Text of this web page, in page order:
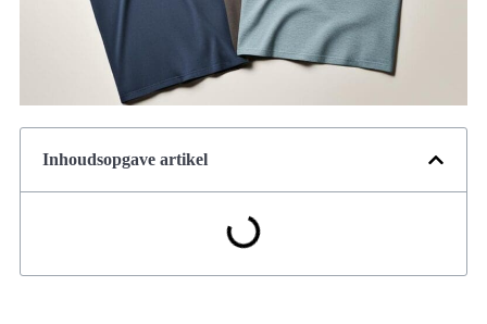
Inhoudsopgave artikel